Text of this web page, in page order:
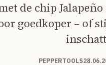
de chip
goedkoper – of
PEPPERTOOLS